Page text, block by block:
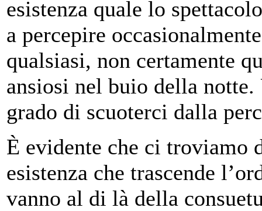
esistenza quale lo
a percepire
qualsiasi, non certamente
ansiosi nel buio della notte.
grado di scuoterci dalla
È evidente che ci troviamo
esistenza che trascende
vanno al di là della